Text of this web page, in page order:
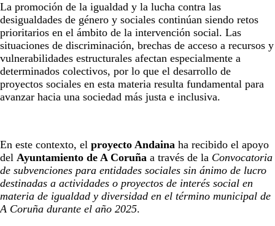
La promoción de la igualdad y la lucha contra las
desigualdades de género y sociales continúan siendo retos
prioritarios en el ámbito de la intervención social. Las
situaciones de discriminación, brechas de acceso a recursos y
vulnerabilidades estructurales afectan especialmente a
determinados colectivos, por lo que el desarrollo de
proyectos sociales en esta materia resulta fundamental para
avanzar hacia una sociedad más justa e inclusiva.
En este contexto, el proyecto Andaina ha recibido el apoyo
del Ayuntamiento de A Coruña a través de la Convocatoria
de subvenciones para entidades sociales sin ánimo de lucro
destinadas a actividades o proyectos de interés social en
materia de igualdad y diversidad en el término municipal de
A Coruña durante el año 2025.